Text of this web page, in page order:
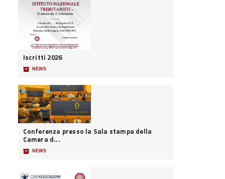
Iscritti 2026
📦 NEWS
Conferenza presso la Sala stampa della
Camera d...
📦 NEWS